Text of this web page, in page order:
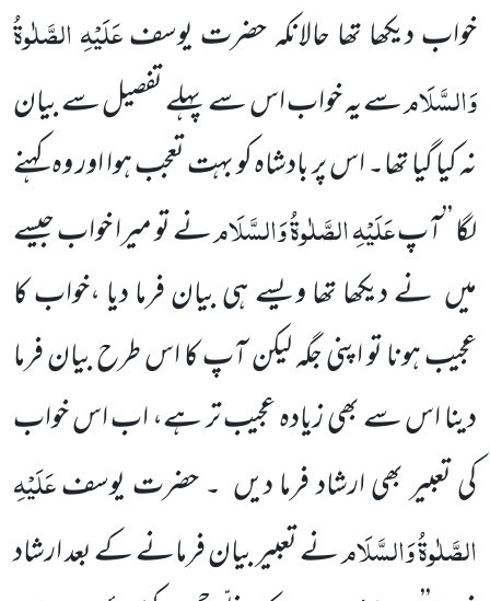
خواب دیکھا تھا حالانکہ حضرت یوسفعَلَیْہِ الصَّلٰوۃُ
وَالسَّلَامسے یہ خواب اس سے پہلے تفصیل سے بیان
نہ کیا گیا تھا۔ اس پر بادشاہ کو بہت تعجب ہوا اور وہ کہنے
لگا ’’آپعَلَیْہِ الصَّلٰوۃُ وَالسَّلَامنے تو میرا خواب جیسے
میں نے دیکھا تھا ویسے ہی بیان فرما دیا ،خواب کا
عجیب ہونا تو اپنی جگہ لیکن آپ کا اس طرح بیان فرما
دینا اس سے بھی زیادہعجیب تر ہے، اب اس خواب
کی تعبیر بھی ارشاد فرما دیں ۔ حضرت یوسفعَلَیْہِ
الصَّلٰوۃُ وَالسَّلَامنے تعبیر بیان فرمانے کے بعدارشاد